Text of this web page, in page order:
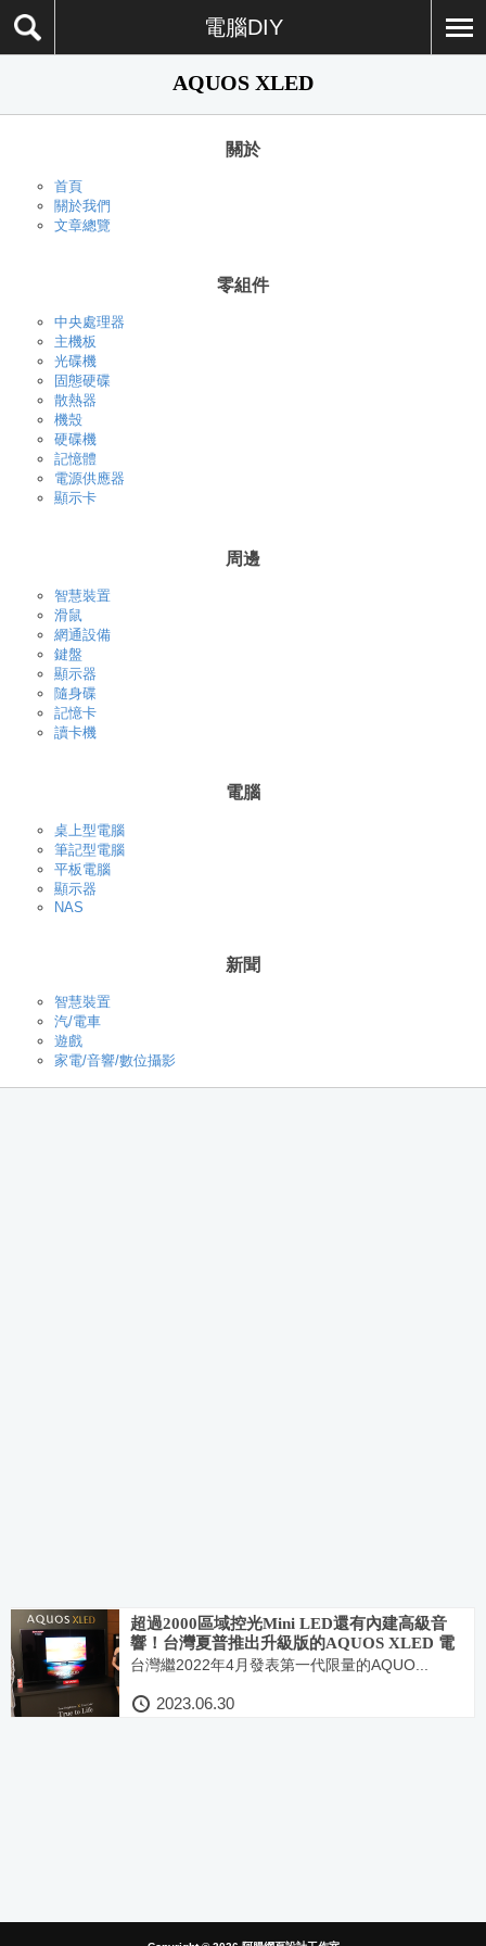
電腦DIY
AQUOS XLED
關於
首頁
關於我們
文章總覽
零組件
中央處理器
主機板
光碟機
固態硬碟
散熱器
機殼
硬碟機
記憶體
電源供應器
顯示卡
周邊
智慧裝置
滑鼠
網通設備
鍵盤
顯示器
隨身碟
記憶卡
讀卡機
電腦
桌上型電腦
筆記型電腦
平板電腦
顯示器
NAS
新聞
智慧裝置
汽/電車
遊戲
家電/音響/數位攝影
超過2000區域控光Mini LED還有內建高級音
響！台灣夏普推出升級版的AQUOS XLED 電
視
台灣繼2022年4月發表第一代限量的AQUO...
2023.06.30